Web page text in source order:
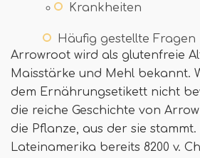
Krankheiten
Häufig gestellte Fragen
Arrowroot wird als glutenfreie
Maisstärke und Mehl bekannt.
dem Ernährungsetikett nicht
die reiche Geschichte von
die Pflanze, aus der sie stammt.
Lateinamerika bereits 8200 v.